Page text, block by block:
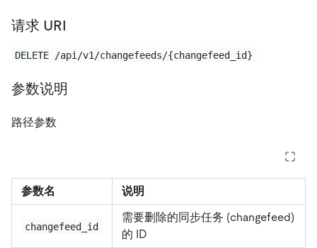
请求 URI
DELETE /api/v1/changefeeds/{changefeed_id}
参数说明
路径参数
参数名 说明
changefeed_id
需要删除的同步任务 (changefeed)
的 ID